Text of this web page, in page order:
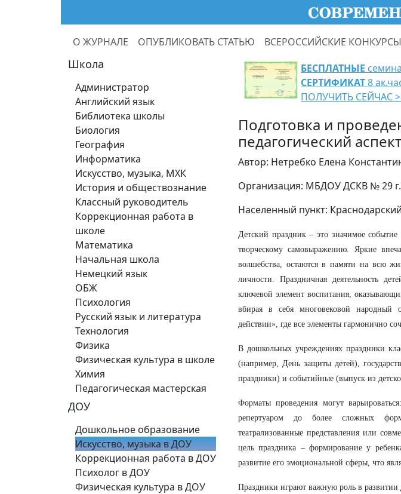
О ЖУРНАЛЕ ОПУБЛИКОВАТЬ СТАТЬЮ ВСЕРОССИЙСКИЕ КОНКУРСЫ
Школа
Администратор
Английский язык
Библиотека школы
Биология
География
Информатика
Искусство, музыка, МХК
История и обществознание
Классный руководитель
Коррекционная работа в
школе
Математика
Начальная школа
Немецкий язык
ОБЖ
Психология
Русский язык и литература
Технология
Физика
Физическая культура в школе
Химия
Педагогическая мастерская
ДОУ
Дошкольное образование
Искусство, музыка в ДОУ
Коррекционная работа в ДОУ
Психолог в ДОУ
Физическая культура в ДОУ
БЕСПЛАТНЫЕ
СЕРТИФИКАТ8
ПОЛУЧИТЬ СЕЙЧАС
Подготовка и
педагогический аспект
Автор: Нетребко Елена
Организация: МБДОУ ДСКВ № 29
Населенный пункт:
Детский праздник – это значимое
творческому самовыражению. Яркие
волшебства, остаются в памяти на всю
личности. Праздничная деятельность
ключевой элемент воспитания,
вбирая в себя многовековой народный
действии», где все элементы гармонично
В дошкольных учреждениях праздники
(например, День защиты детей),
праздники) и событийные (выпуск из
Форматы проведения могут
репертуаром до более сложных
театрализованные представления или
цель праздника – формирование у
развитие его эмоциональной сферы, что
Праздники играют важную роль в развитии